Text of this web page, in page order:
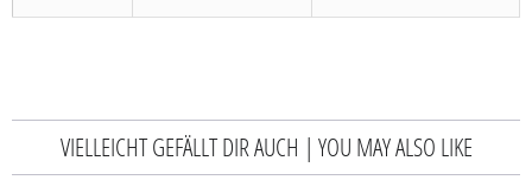
VIELLEICHT GEFÄLLT DIR AUCH | YOU MAY ALSO LIKE